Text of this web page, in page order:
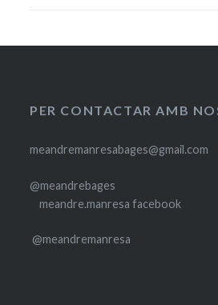
PER CONTACTAR AMB
meandremanresabages@gmail.com
@meandrebages
meandre.manresa facebook
@meandremanresa